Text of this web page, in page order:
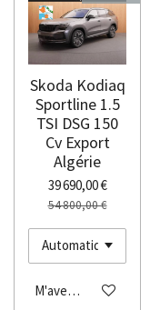
Skoda Kodiaq
Sportline 1.5
TSI DSG 150
Cv Export
Algérie
39 690,00 €
54 800,00 €
M'avertir si disponible